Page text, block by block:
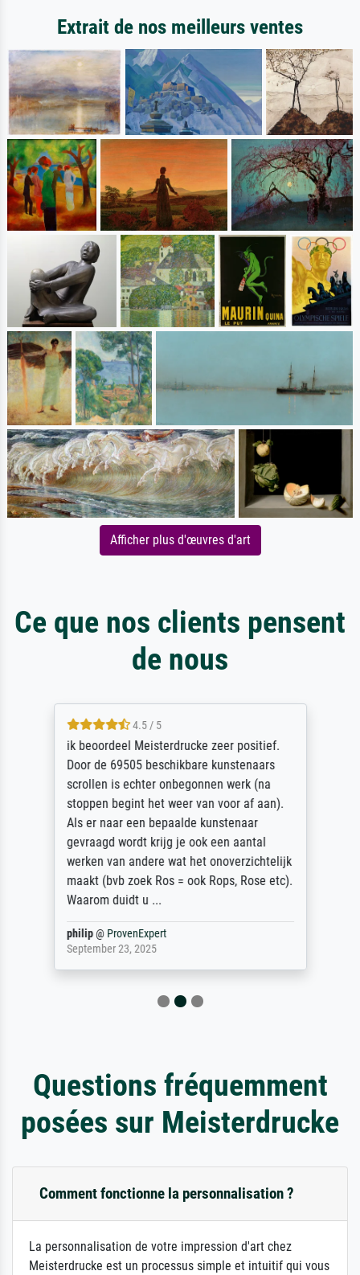
Extrait de nos meilleurs ventes
Afficher plus d'œuvres d'art
Ce que nos clients pensent
de nous
4.5 / 5
ik beoordeel Meisterdrucke zeer positief.
Door de 69505 beschikbare kunstenaars
scrollen is echter onbegonnen werk (na
stoppen begint het weer van voor af aan).
Als er naar een bepaalde kunstenaar
gevraagd wordt krijg je ook een aantal
werken van andere wat het onoverzichtelijk
maakt (bvb zoek Ros = ook Rops, Rose etc).
Waarom duidt u ...
philip@ ProvenExpert
September 23, 2025
Questions fréquemment
posées sur Meisterdrucke
Comment fonctionne la personnalisation ?
La personnalisation de votre impression d'art chez
Meisterdrucke est un processus simple et intuitif qui vous